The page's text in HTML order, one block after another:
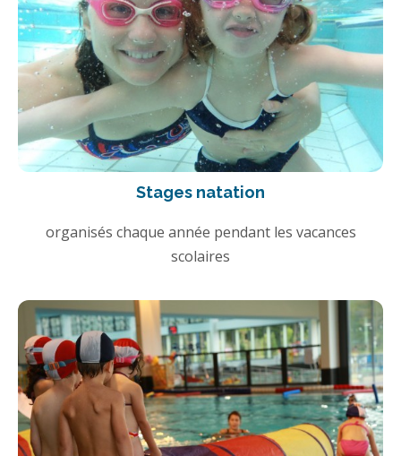
Stages natation
organisés chaque année pendant les vacances
scolaires